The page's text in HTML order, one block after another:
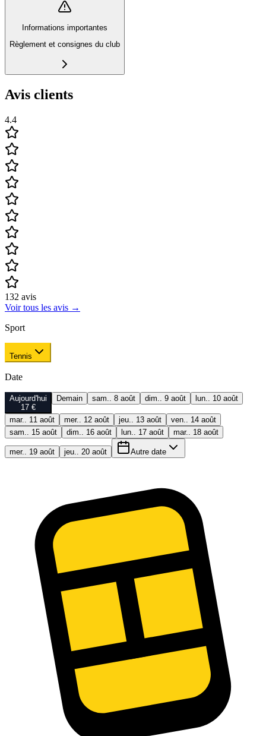
Informations importantes
Règlement et consignes du club
Avis clients
4.4
132 avis
Voir tous les avis →
Sport
Tennis
Date
Aujourd'hui
17 €
Demain sam.. 8 août dim.. 9 août lun.. 10 août
mar.. 11 août mer.. 12 août jeu.. 13 août
ven.. 14 août
sam.. 15 août
dim.. 16 août lun.. 17 août mar.. 18 août
mer.. 19 août jeu.. 20 août Autre date